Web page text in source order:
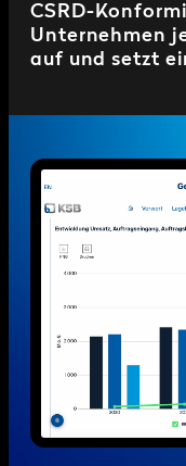
CSRD-
Unternehmen
auf und setzt